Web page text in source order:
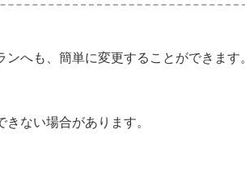
へも、簡単に変更することができます。
ない場合があります。